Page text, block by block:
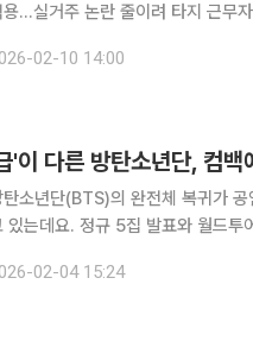
…실거주 논란 줄이려 타지 근무자·대학생 ‘주 3일’ 기
위해 주유소·편의점·하나로마트에
02-10 14:00
'이 다른 방탄소년단, 컴백
탄소년단(BTS)의 완전체 복귀가 공
있는데요. 정규 5집 발표와 월드투
02-04 15:24